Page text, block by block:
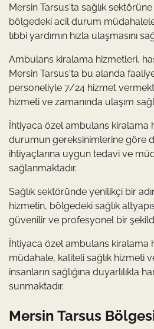
Mersin Tarsus'ta sağlık
bölgedeki acil durum
tıbbi yardımın hızla ulaşmasını
Ambulans kiralama hizmetleri,
Mersin Tarsus'ta bu alanda
personeliyle 7/24 hizmet
hizmeti ve zamanında ulaşım
İhtiyaca özel ambulans kiralama
durumun gereksinimlerine göre
ihtiyaçlarına uygun tedavi ve
sağlanmaktadır.
Sağlık sektöründe yenilikçi bir
hizmetin, bölgedeki sağlık
güvenilir ve profesyonel bir
İhtiyaca özel ambulans kiralama
müdahale, kaliteli sağlık hizmeti
insanların sağlığına
sunmaktadır.
Mersin Tarsus